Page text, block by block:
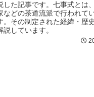
した記事です。七事式とは
などの茶道流派で行われて
。その制定された経緯・歴
しています。